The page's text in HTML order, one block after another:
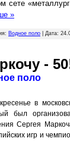
сете
»
Водное поло | Дата:
-
поло
в
был
Сергея
игр и